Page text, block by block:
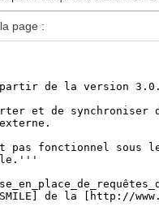
page :